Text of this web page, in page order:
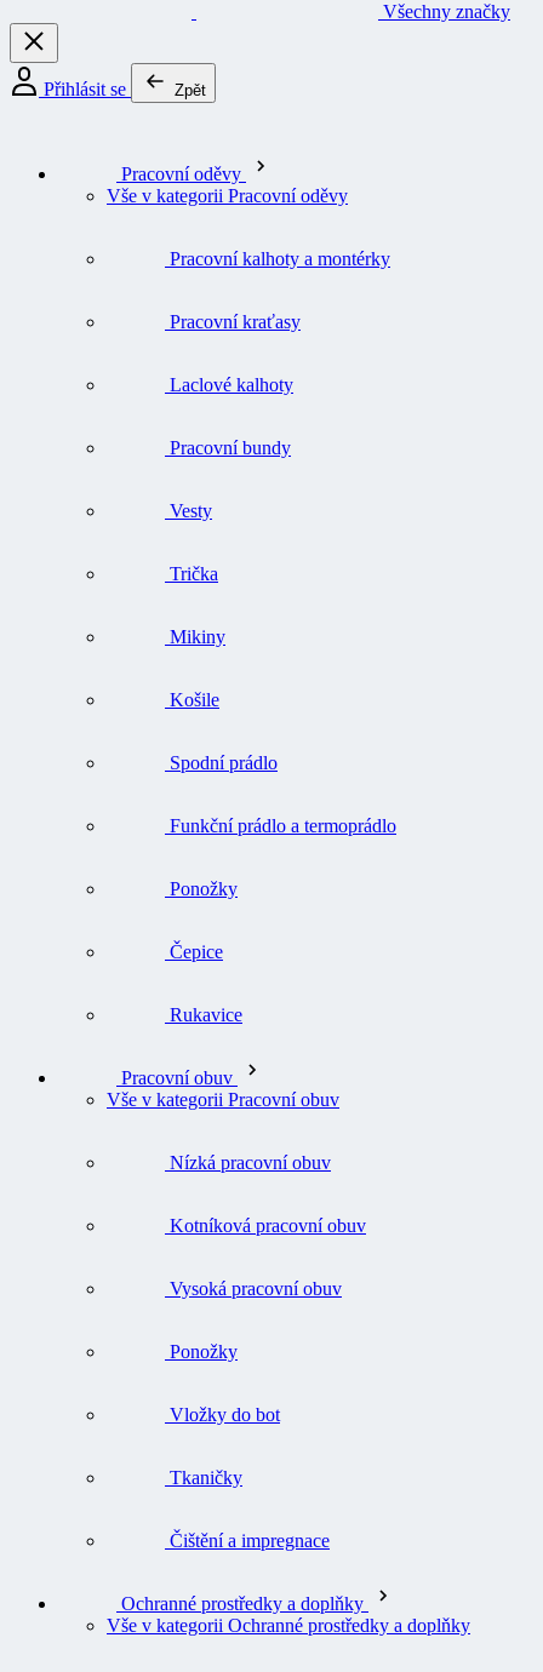
Všechny značky
Přihlásit se Zpět
Pracovní oděvy
Vše v kategorii Pracovní oděvy
Pracovní kalhoty a montérky
Pracovní kraťasy
Laclové kalhoty
Pracovní bundy
Vesty
Trička
Mikiny
Košile
Spodní prádlo
Funkční prádlo a termoprádlo
Ponožky
Čepice
Rukavice
Pracovní obuv
Vše v kategorii Pracovní obuv
Nízká pracovní obuv
Kotníková pracovní obuv
Vysoká pracovní obuv
Ponožky
Vložky do bot
Tkaničky
Čištění a impregnace
Ochranné prostředky a doplňky
Vše v kategorii Ochranné prostředky a doplňky